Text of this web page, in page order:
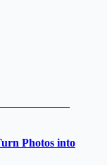
Photos into